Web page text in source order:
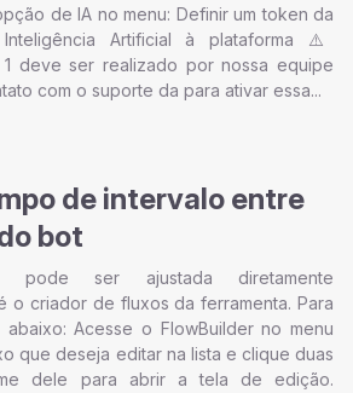
de IA no menu: Definir um token da
Artificial à plataforma ⚠️
1 deve ser realizado por nossa equipe
com o suporte da para ativar essa...
de intervalo entre
bot
pode ser ajustada diretamente
o criador de fluxos da ferramenta. Para
Acesse o FlowBuilder no menu
que deseja editar na lista e clique duas
dele para abrir a tela de edição.